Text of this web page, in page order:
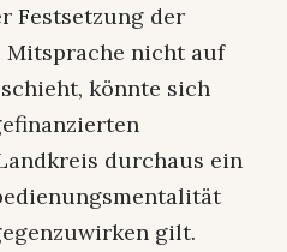
Festsetzung der
Mitsprache nicht auf
könnte sich
durchaus ein
gilt.